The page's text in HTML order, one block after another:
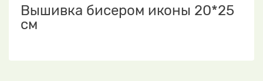
Вышивка бисером иконы 20*25
см